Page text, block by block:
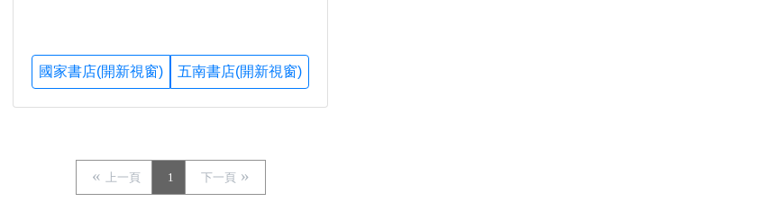
國家書店(開新視窗) 五南書店(開新視窗)
上一頁 1 下一頁